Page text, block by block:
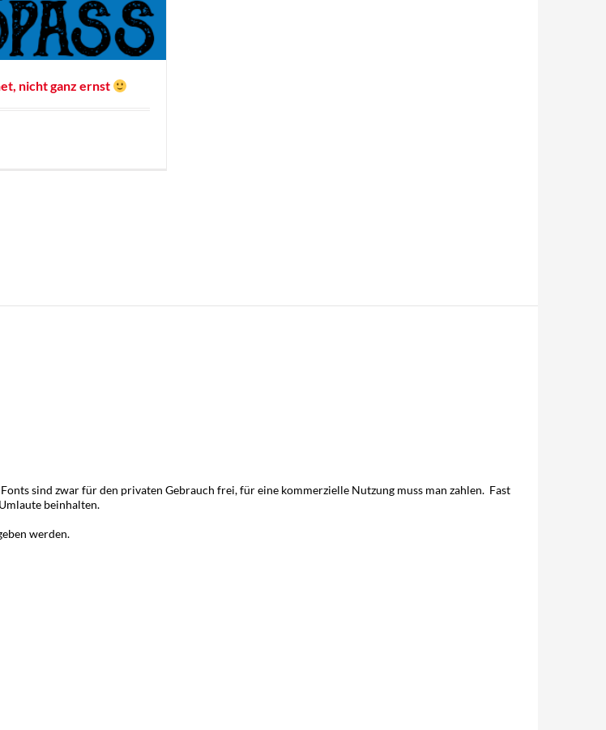
nicht ganz ernst
sind zwar für den privaten Gebrauch frei, für eine kommerzielle Nutzung muss man zahlen. Fast
beinhalten.
werden.